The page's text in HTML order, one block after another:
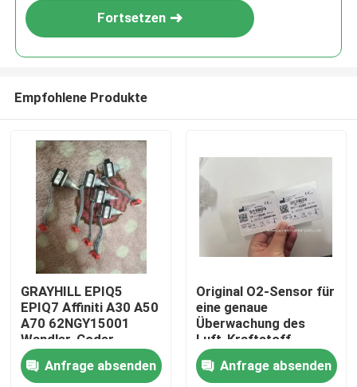
Zu Hause
Produkte
Fortsetzen
Empfohlene Produkte
GRAYHILL EPIQ5
EPIQ7 Affiniti A30 A50
A70 62NGY15001
Wandler-Coder
Anfrage absenden
Original O2-Sensor für
eine genaue
Überwachung des
Luft-Kraftstoff-
Verhältnisses
Anfrage absenden